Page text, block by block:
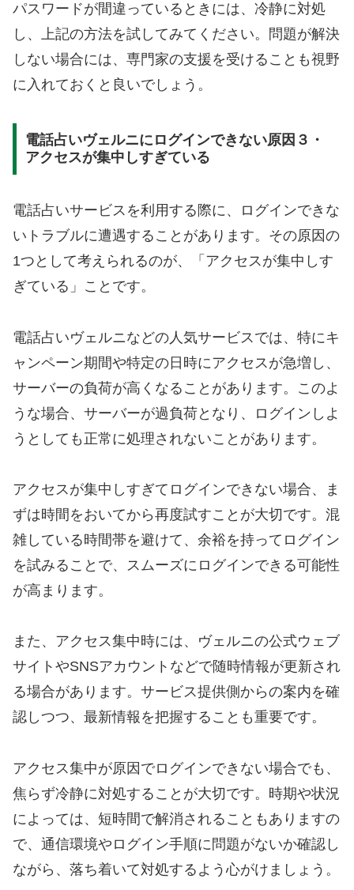
パスワードが間違っているときには、冷静に対処
し、上記の方法を試してみてください。問題が解決
しない場合には、専門家の支援を受けることも視野
に入れておくと良いでしょう。
電話占いヴェルニにログインできない原因３・
アクセスが集中しすぎている
電話占いサービスを利用する際に、ログインできな
いトラブルに遭遇することがあります。その原因の
1つとして考えられるのが、「アクセスが集中しす
ぎている」ことです。
電話占いヴェルニなどの人気サービスでは、特にキ
ャンペーン期間や特定の日時にアクセスが急増し、
サーバーの負荷が高くなることがあります。このよ
うな場合、サーバーが過負荷となり、ログインしよ
うとしても正常に処理されないことがあります。
アクセスが集中しすぎてログインできない場合、ま
ずは時間をおいてから再度試すことが大切です。混
雑している時間帯を避けて、余裕を持ってログイン
を試みることで、スムーズにログインできる可能性
が高まります。
また、アクセス集中時には、ヴェルニの公式ウェブ
サイトやSNSアカウントなどで随時情報が更新され
る場合があります。サービス提供側からの案内を確
認しつつ、最新情報を把握することも重要です。
アクセス集中が原因でログインできない場合でも、
焦らず冷静に対処することが大切です。時期や状況
によっては、短時間で解消されることもありますの
で、通信環境やログイン手順に問題がないか確認し
ながら、落ち着いて対処するよう心がけましょう。